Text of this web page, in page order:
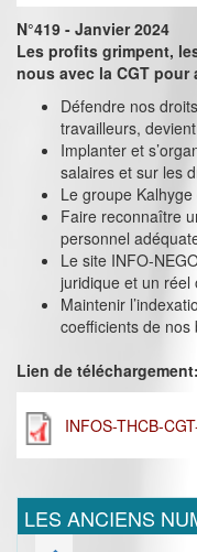
N°419 - Janvier 2024
Les profits grimpent,
nous avec la CGT
Défendre nos
travailleurs,
Implanter et
salaires et sur les
Le groupe
Faire reconnaître
personnel
Le site INFO-
juridique et un réel
Maintenir
coefficients de nos
Lien de téléchargement:
INFOS-THCB-
LES ANCIENS